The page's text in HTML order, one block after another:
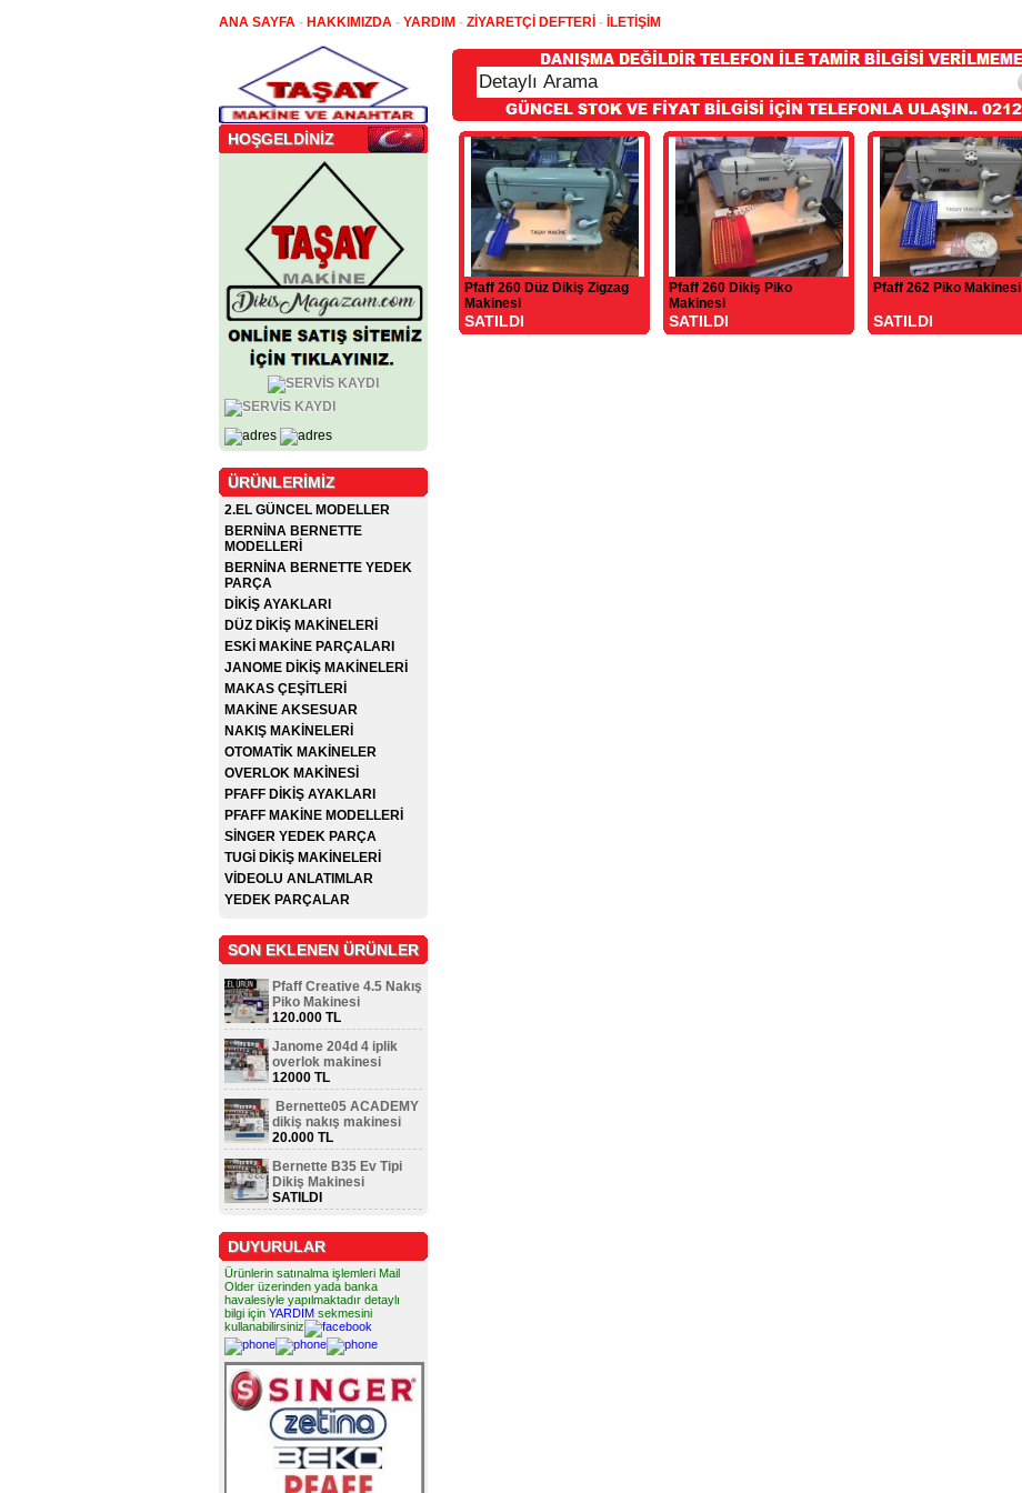
ANA SAYFA - HAKKIMIZDA - YARDIM - ZİYARETÇİ DEFTERİ - İLETİŞİM
HOŞGELDİNİZ
ÜRÜNLERİMİZ
2.EL GÜNCEL MODELLER
BERNİNA BERNETTE
MODELLERİ
BERNİNA BERNETTE YEDEK
PARÇA
DİKİŞ AYAKLARI
DÜZ DİKİŞ MAKİNELERİ
ESKİ MAKİNE PARÇALARI
JANOME DİKİŞ MAKİNELERİ
MAKAS ÇEŞİTLERİ
MAKİNE AKSESUAR
NAKIŞ MAKİNELERİ
OTOMATİK MAKİNELER
OVERLOK MAKİNESİ
PFAFF DİKİŞ AYAKLARI
PFAFF MAKİNE MODELLERİ
SİNGER YEDEK PARÇA
TUGİ DİKİŞ MAKİNELERİ
VİDEOLU ANLATIMLAR
YEDEK PARÇALAR
SON EKLENEN ÜRÜNLER
Pfaff Creative 4.5 Nakış
Piko Makinesi
120.000 TL
Janome 204d 4 iplik
overlok makinesi
12000 TL
Bernette05 ACADEMY
dikiş nakış makinesi
20.000 TL
Bernette B35 Ev Tipi
Dikiş Makinesi
SATILDI
DUYURULAR
Ürünlerin satınalma işlemleri Mail
Older üzerinden yada banka
havalesiyle yapılmaktadır detaylı
bilgi için YARDIM sekmesini
kullanabilirsiniz
Pfaff 260 Düz Dikiş Zigzag
Makinesi
SATILDI
Pfaff 260 Dikiş Piko
Makinesi
SATILDI
Pfaff 262 Piko Makinesi
SATILDI